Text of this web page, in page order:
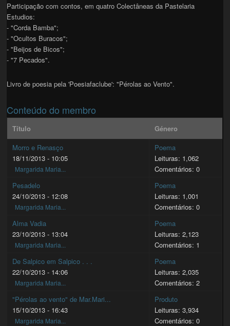
Participação com contos, em quatro Colectâneas da Pastelaria
Estudios:
- "Corda Bamba";
- "Ocultos Buracos";
- "Beijos de Bicos";
- "7 Pecados".
Livro de poesia pela 'Poesiafaclube': "Pérolas ao Vento".
Conteúdo do membro
Título
Género
Morro e Renasço
18/11/2013 - 10:05
Margarida Maria...
Poema
Leituras: 1,062
Comentários: 0
Pesadelo
24/10/2013 - 12:08
Margarida Maria...
Poema
Leituras: 1,001
Comentários: 0
Alma Vadia
23/10/2013 - 13:04
Margarida Maria...
Poema
Leituras: 2,123
Comentários: 1
De Salpico em Salpico . . .
22/10/2013 - 14:06
Margarida Maria...
Poema
Leituras: 2,035
Comentários: 2
"Pérolas ao vento" de Mar.Mari...
15/10/2013 - 16:43
Margarida Maria...
Produto
Leituras: 3,934
Comentários: 0